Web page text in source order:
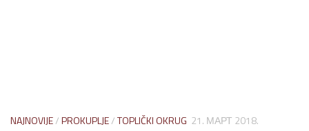
NAJNOVIJE/PROKUPLJE/TOPLIČKI OKRUG 21. МАРТ 2018.